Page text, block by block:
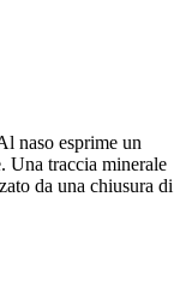
naso esprime un
Una traccia minerale
da una chiusura di